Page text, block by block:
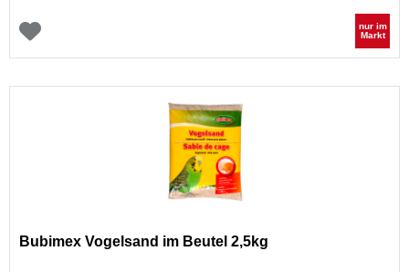
nur im
Markt
Bubimex Vogelsand im Beutel 2,5kg